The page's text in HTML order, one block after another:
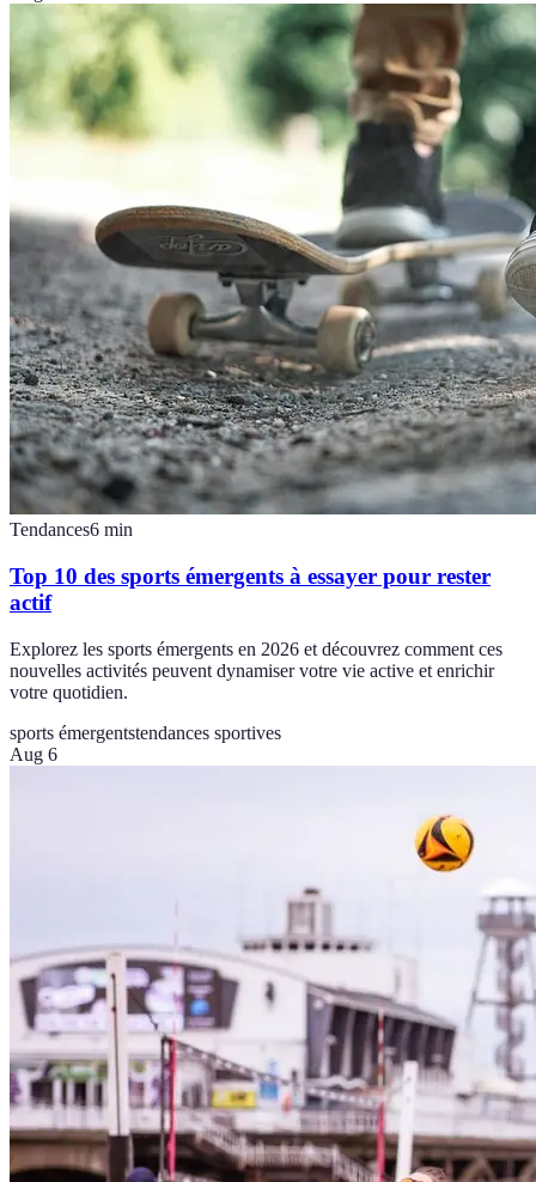
Tendances6 min
Top 10 des sports émergents à essayer pour rester
actif
Explorez les sports émergents en 2026 et découvrez comment ces
nouvelles activités peuvent dynamiser votre vie active et enrichir
votre quotidien.
sports émergentstendances sportives
Aug 6